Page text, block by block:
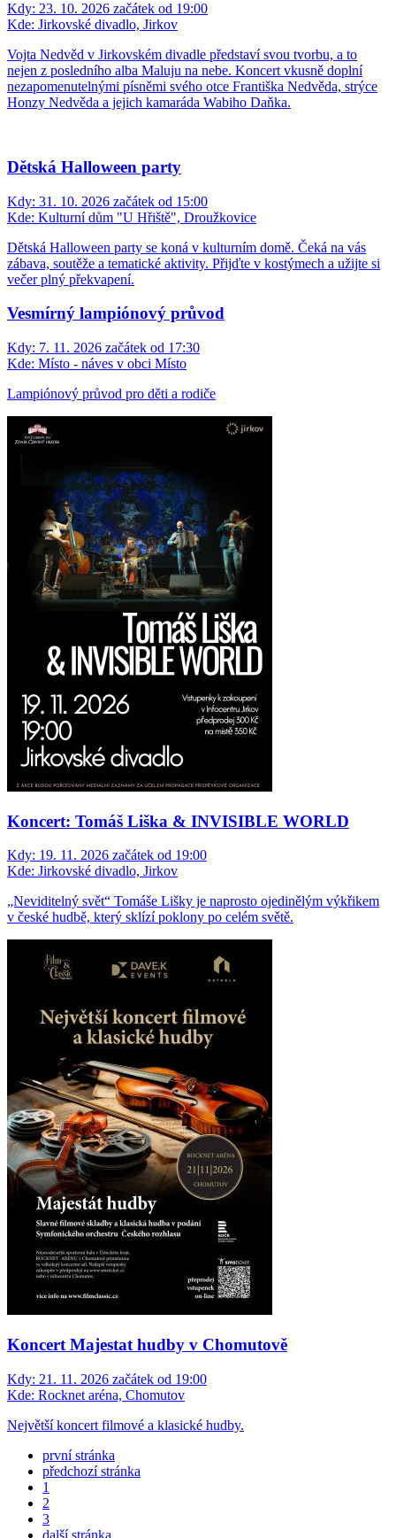
Kdy: 23. 10. 2026 začátek od 19:00
Kde: Jirkovské divadlo, Jirkov
Vojta Nedvěd v Jirkovském divadle představí svou tvorbu, a to
nejen z posledního alba Maluju na nebe. Koncert vkusně doplní
nezapomenutelnými písněmi svého otce Františka Nedvěda, strýce
Honzy Nedvěda a jejich kamaráda Wabiho Daňka.
Dětská Halloween party
Kdy: 31. 10. 2026 začátek od 15:00
Kde: Kulturní dům "U Hřiště", Droužkovice
Dětská Halloween party se koná v kulturním domě. Čeká na vás
zábava, soutěže a tematické aktivity. Přijďte v kostýmech a užijte si
večer plný překvapení.
Vesmírný lampiónový průvod
Kdy: 7. 11. 2026 začátek od 17:30
Kde: Místo - náves v obci Místo
Lampiónový průvod pro děti a rodiče
Koncert: Tomáš Liška & INVISIBLE WORLD
Kdy: 19. 11. 2026 začátek od 19:00
Kde: Jirkovské divadlo, Jirkov
„Neviditelný svět“ Tomáše Lišky je naprosto ojedinělým výkřikem
v české hudbě, který sklízí poklony po celém světě.
Koncert Majestat hudby v Chomutově
Kdy: 21. 11. 2026 začátek od 19:00
Kde: Rocknet aréna, Chomutov
Největší koncert filmové a klasické hudby.
první stránka
předchozí stránka
1
2
3
další stránka